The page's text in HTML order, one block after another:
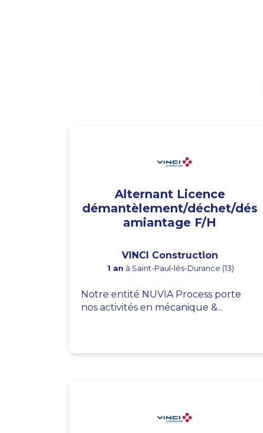
Alternant Licence
démantèlement/déchet/dés
amiantage F/H
VINCI Construction
1 an à Saint-Paul-lès-Durance (13)
Notre entité NUVIA Process porte
nos activités en mécanique &...